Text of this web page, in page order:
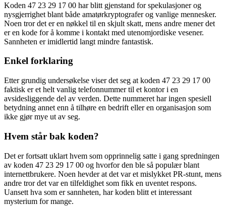
Koden 47 23 29 17 00 har blitt gjenstand for spekulasjoner og
nysgjerrighet blant både amatørkryptografer og vanlige mennesker.
Noen tror det er en nøkkel til en skjult skatt, mens andre mener det
er en kode for å komme i kontakt med utenomjordiske vesener.
Sannheten er imidlertid langt mindre fantastisk.
Enkel forklaring
Etter grundig undersøkelse viser det seg at koden 47 23 29 17 00
faktisk er et helt vanlig telefonnummer til et kontor i en
avsidesliggende del av verden. Dette nummeret har ingen spesiell
betydning annet enn å tilhøre en bedrift eller en organisasjon som
ikke gjør mye ut av seg.
Hvem står bak koden?
Det er fortsatt uklart hvem som opprinnelig satte i gang spredningen
av koden 47 23 29 17 00 og hvorfor den ble så populær blant
internettbrukere. Noen hevder at det var et mislykket PR-stunt, mens
andre tror det var en tilfeldighet som fikk en uventet respons.
Uansett hva som er sannheten, har koden blitt et interessant
mysterium for mange.